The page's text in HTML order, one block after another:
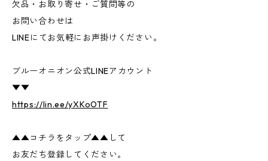
欠品・お取り寄せ・ご質問等の
お問い合わせは
LINEにてお気軽にお声掛けください。
ブルーオニオン公式LINEアカウント
▼▼
https://lin.ee/yXKoOTF
▲▲コチラをタップ▲▲して
お友だち登録してください。